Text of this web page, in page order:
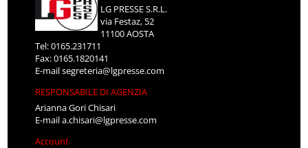
LG PRESSE S.R.L.
via Festaz, 52
11100 AOSTA
Tel: 0165.231711
Fax: 0165.1820141
E-mailsegreteria@lgpresse.com
RESPONSABILE DI AGENZIA
Arianna Gori Chisari
E-maila.chisari@lgpresse.com
Account